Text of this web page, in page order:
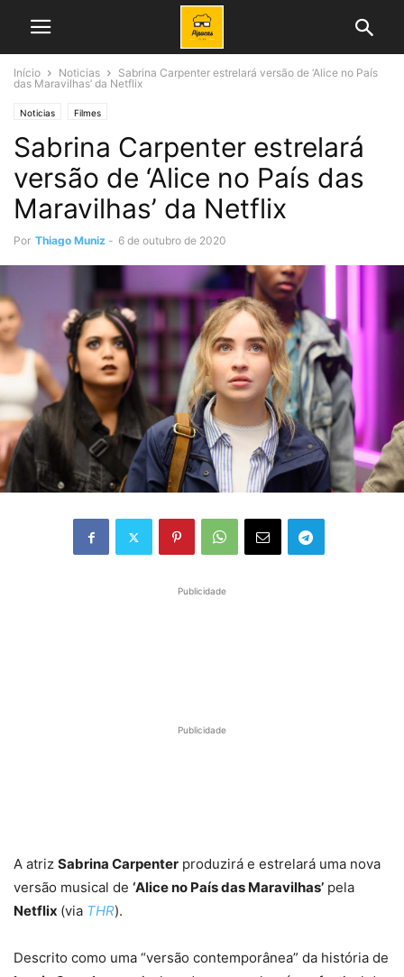
Início Noticias
Sabrina Carpenter estrelará versão de ‘Alice no País
das Maravilhas’ da Netflix
Noticias Filmes
Sabrina Carpenter estrelará
versão de ‘Alice no País das
Maravilhas’ da Netflix
Por Thiago Muniz - 6 de outubro de 2020
Publicidade
Publicidade
A atriz Sabrina Carpenter produzirá e estrelará uma nova
versão musical de ‘Alice no País das Maravilhas’ pela
Netflix (via THR).
Descrito como uma “versão contemporânea” da história de